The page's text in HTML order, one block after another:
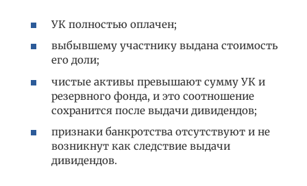
УК полностью оплачен;
выбывшему участнику выдана стоимость
его доли;
чистые активы превышают сумму УК и
резервного фонда, и это соотношение
сохранится после выдачи дивидендов;
признаки банкротства отсутствуют и не
возникнут как следствие выдачи
дивидендов.